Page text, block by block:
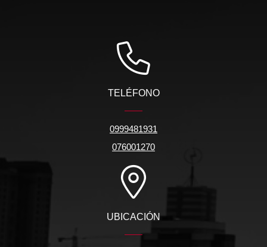
TELÉFONO
0999481931
076001270
UBICACIÓN